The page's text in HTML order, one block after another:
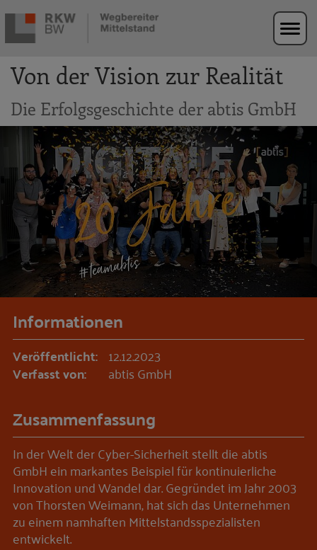
Zur Navigation springen
Zum Hauptinhalt springen
Von der Vision zur Realität
Die Erfolgsgeschichte der abtis GmbH
Informationen
Veröffentlicht: 12.12.2023
Verfasst von: abtis GmbH
Zusammenfassung
In der Welt der Cyber-Sicherheit stellt die abtis
GmbH ein markantes Beispiel für kontinuierliche
Innovation und Wandel dar. Gegründet im Jahr 2003
von Thorsten Weimann, hat sich das Unternehmen
zu einem namhaften Mittelstandsspezialisten
entwickelt.